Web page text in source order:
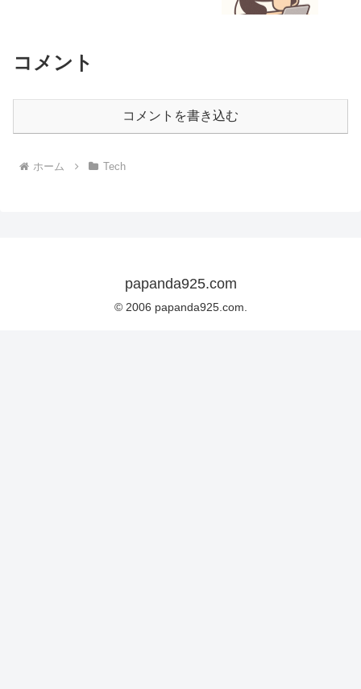
コメント
コメントを書き込む
ホーム Tech
papanda925.com
© 2006 papanda925.com.